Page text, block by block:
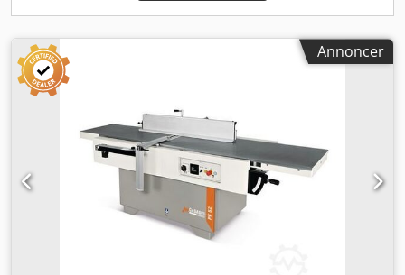
afretteranslag: 1100 x 160 mm Anslagets vippeområde: 90
120 mm / 4 stk. Omdrejningstal: 5000 o/min Motoreffekt
400 V / 50 Hz / P2 / S1: 7,0 kW (9,0 hk)
Udsugningsstudsdiameter: 120 mm Vægt: Placering: Fra
lager Bitburg Kan leveres omgående
Annoncer